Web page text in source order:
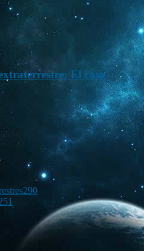
El caso
290